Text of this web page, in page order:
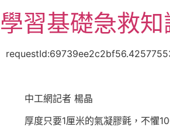
至
主
學習基礎急救知
中工網記者 楊晶
厚度只要1厘米的氣凝膠氈，不懼